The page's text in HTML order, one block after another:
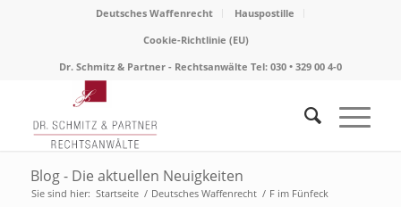
Deutsches Waffenrecht
Hauspostille
Cookie-Richtlinie (EU)
Dr. Schmitz & Partner - Rechtsanwälte Tel: 030 • 329 00 4-0
Blog - Die aktuellen Neuigkeiten
Sie sind hier: Startseite / Deutsches Waffenrecht / F im Fünfeck